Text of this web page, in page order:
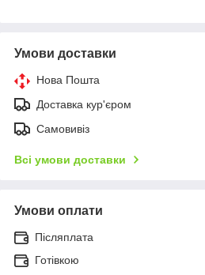
Умови доставки
Нова Пошта
Доставка кур'єром
Самовивіз
Всі умови доставки
Умови оплати
Післяплата
Готівкою